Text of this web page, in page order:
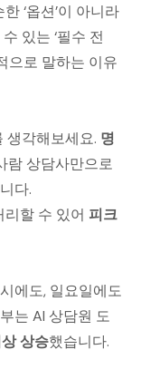
‘옵션’이 아니라
있는 ‘필수 전
으로 말하는 이유
생각해보세요. 명
람 상담사만으로
다.
할 수 있어 피크
에도, 일요일에도
는 AI 상담원 도
상승했습니다.